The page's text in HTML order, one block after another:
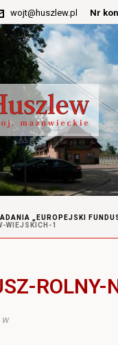
wojt@huszlew.pl Nr
„EUROPEJSKI
WIEJSKICH-1
w